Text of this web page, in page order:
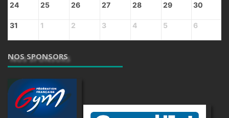
24 25 26 27 28 29 30
31 1 2 3 4 5 6
NOS SPONSORS